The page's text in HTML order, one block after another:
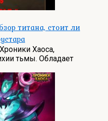
титана, стоит ли
Хаоса,
тьмы. Обладает